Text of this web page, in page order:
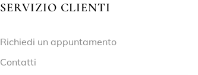
SERVIZIO CLIENTI
Richiedi un appuntamento
Contatti